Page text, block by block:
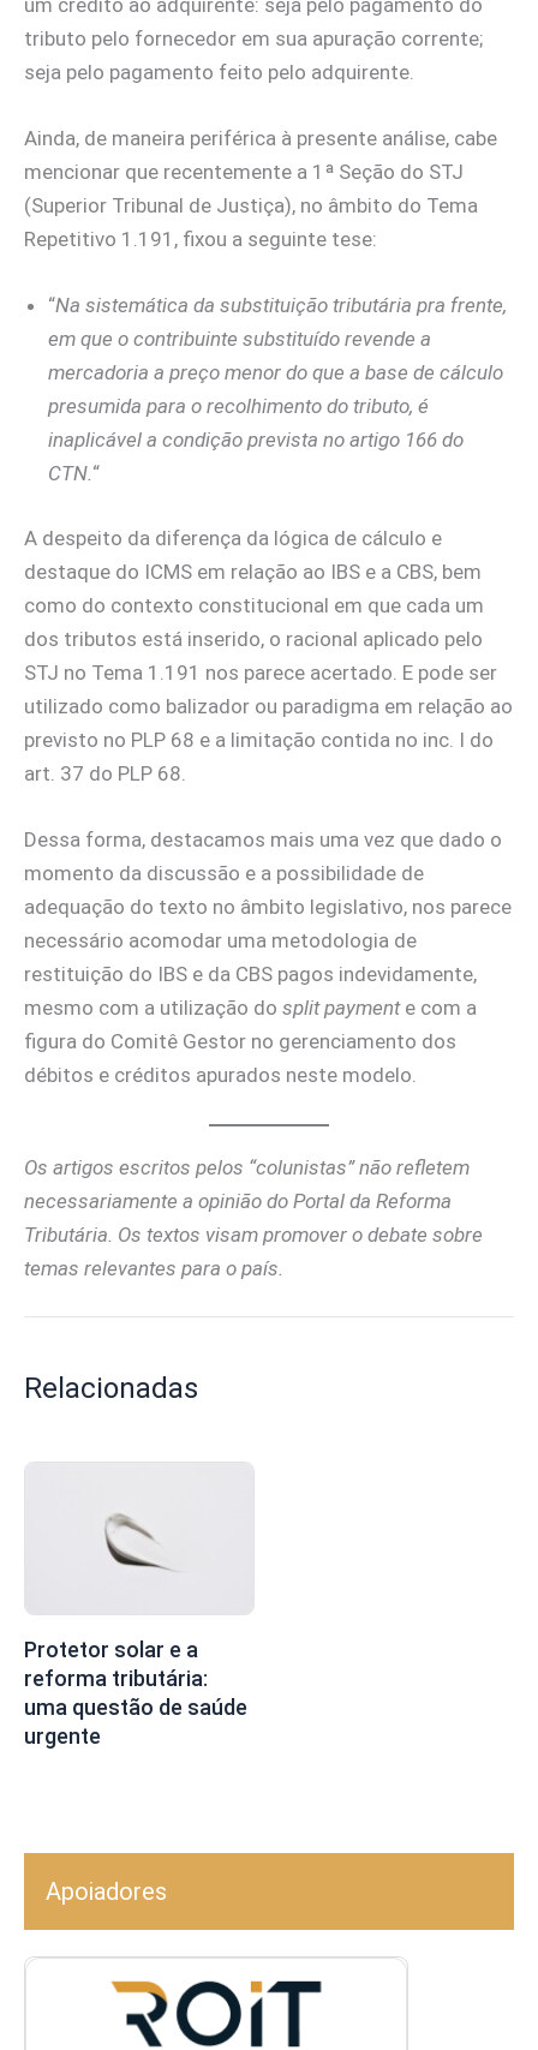
um crédito ao adquirente: seja pelo pagamento do
tributo pelo fornecedor em sua apuração corrente;
seja pelo pagamento feito pelo adquirente.
Ainda, de maneira periférica à presente análise, cabe
mencionar que recentemente a 1ª Seção do STJ
(Superior Tribunal de Justiça), no âmbito do Tema
Repetitivo 1.191, fixou a seguinte tese:
“Na sistemática da substituição tributária pra frente,
em que o contribuinte substituído revende a
mercadoria a preço menor do que a base de cálculo
presumida para o recolhimento do tributo, é
inaplicável a condição prevista no artigo 166 do
CTN.“
A despeito da diferença da lógica de cálculo e
destaque do ICMS em relação ao IBS e a CBS, bem
como do contexto constitucional em que cada um
dos tributos está inserido, o racional aplicado pelo
STJ no Tema 1.191 nos parece acertado. E pode ser
utilizado como balizador ou paradigma em relação ao
previsto no PLP 68 e a limitação contida no inc. I do
art. 37 do PLP 68.
Dessa forma, destacamos mais uma vez que dado o
momento da discussão e a possibilidade de
adequação do texto no âmbito legislativo, nos parece
necessário acomodar uma metodologia de
restituição do IBS e da CBS pagos indevidamente,
mesmo com a utilização do split paymente com a
figura do Comitê Gestor no gerenciamento dos
débitos e créditos apurados neste modelo.
Os artigos escritos pelos “colunistas” não refletem
necessariamente a opinião do Portal da Reforma
Tributária. Os textos visam promover o debate sobre
temas relevantes para o país.
Relacionadas
Protetor solar e a
reforma tributária:
uma questão de saúde
urgente
Apoiadores